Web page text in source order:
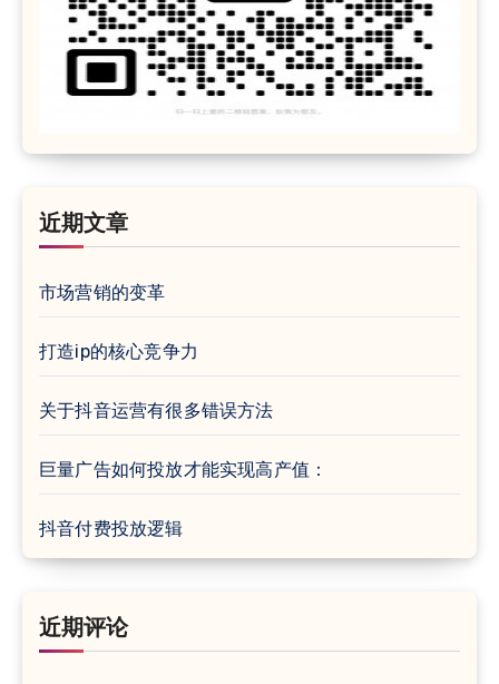
近期文章
市场营销的变革
打造ip的核心竞争力
关于抖音运营有很多错误方法
巨量广告如何投放才能实现高产值：
抖音付费投放逻辑
近期评论